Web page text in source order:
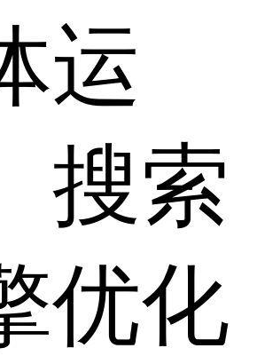
运
搜索
优化